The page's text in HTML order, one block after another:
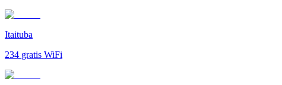
Itaituba
234 gratis WiFi